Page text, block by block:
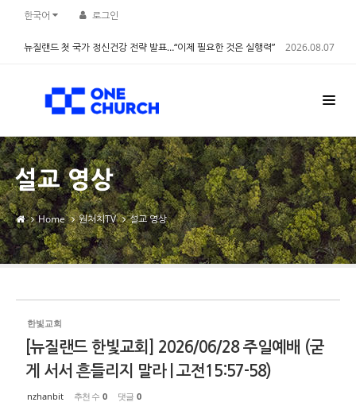
한국어 로그인
뉴질랜드 첫 국가 정신건강 전략 발표…“이제 필요한 것은 실행력” 2026.08.07
설교 영상
Home 원처치TV 설교 영상
한빛교회
[뉴질랜드 한빛교회] 2026/06/28 주일예배 (굳
게 서서 흔들리지 말라 | 고전15:57-58)
nzhanbit 추천 수 0 댓글 0
Sketchbook5, 스케치북5